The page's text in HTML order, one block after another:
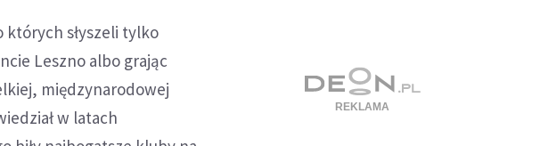
których słyszeli tylko
Leszno albo grając
międzynarodowej
w latach